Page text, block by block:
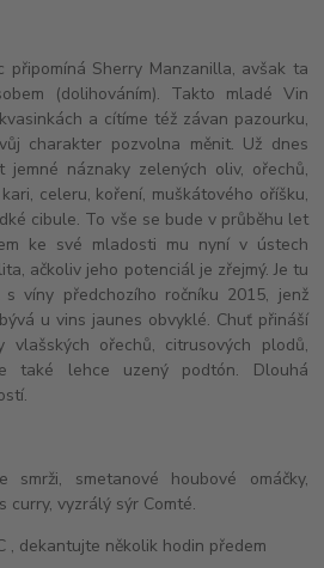
připomíná Sherry Manzanilla, avšak ta
(dolihováním). Takto mladé Vin
a cítíme též závan pazourku,
charakter pozvolna měnit. Už dnes
jemné náznaky zelených oliv, ořechů,
celeru, koření, muškátového oříšku,
cibule. To vše se bude v průběhu let
ke své mladosti mu nyní v ústech
ačkoliv jeho potenciál je zřejmý. Je tu
víny předchozího ročníku 2015, jenž
u vins jaunes obvyklé. Chuť přináší
ořechů, citrusových plodů,
také lehce uzený podtón. Dlouhá
smetanové houbové omáčky,
s curry, vyzrálý sýr Comté.
, dekantujte několik hodin předem